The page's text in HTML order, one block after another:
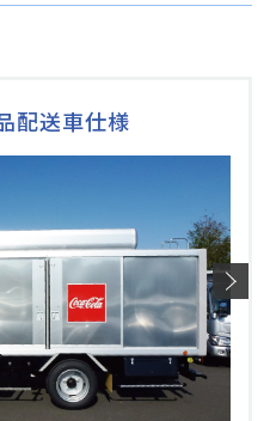
配送車仕様